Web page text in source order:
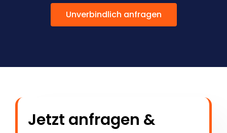
Unverbindlich anfragen
Jetzt anfragen &